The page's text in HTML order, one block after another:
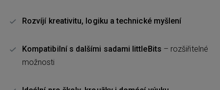
Rozvíjí kreativitu, logiku a technické myšlení
Kompatibilní s dalšími sadami littleBits – rozšiřitelné
možnosti